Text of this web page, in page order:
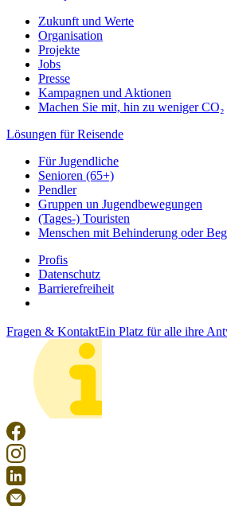
Zukunft und Werte
Organisation
Projekte
Jobs
Presse
Kampagnen und Aktionen
Machen Sie mit, hin zu weniger CO₂
Lösungen für Reisende
Für Jugendliche
Senioren (65+)
Pendler
Gruppen un Jugendbewegungen
(Tages-) Touristen
Menschen mit Behinderung oder
Profis
Datenschutz
Barrierefreiheit
Fragen & KontaktEin Platz für alle ihre